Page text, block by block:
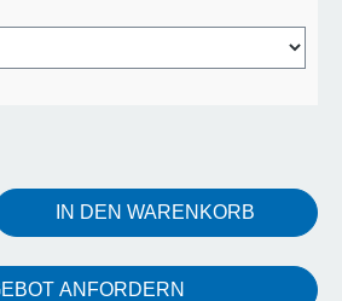
Gib den gewünschten
IN DEN WARENKORB
ANFORDERN